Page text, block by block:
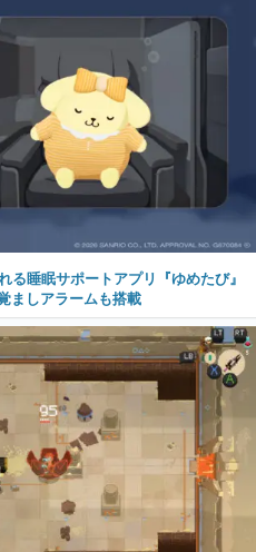
睡眠サポートアプリ『ゆめたび』
ましアラームも搭載